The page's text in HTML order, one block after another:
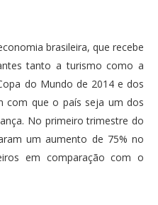
brasileira, que recebe
tanto a turismo como a
do Mundo de 2014 e dos
com que o país seja um dos
No primeiro trimestre do
um aumento de 75% no
em comparação com o